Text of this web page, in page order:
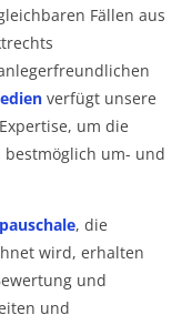
Fällen aus
verfügt unsere
um die
um- und
, die
wird, erhalten
und
und